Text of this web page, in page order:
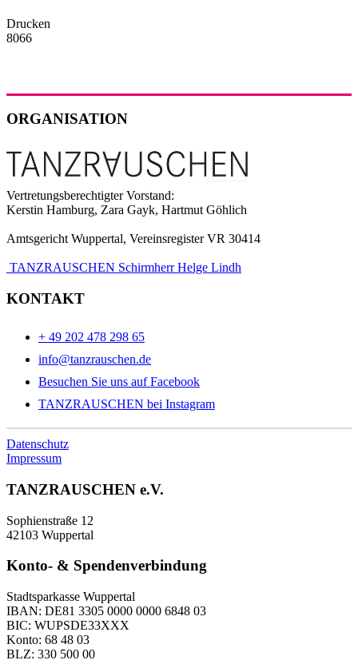
Drucken
8066
ORGANISATION
Vertretungsberechtigter Vorstand:
Kerstin Hamburg, Zara Gayk, Hartmut Göhlich
Amtsgericht Wuppertal, Vereinsregister VR 30414
TANZRAUSCHEN Schirmherr Helge Lindh
KONTAKT
+ 49 202 478 298 65
info@tanzrauschen.de
Besuchen Sie uns auf Facebook
TANZRAUSCHEN bei Instagram
Datenschutz
Impressum
TANZRAUSCHEN e.V.
Sophienstraße 12
42103 Wuppertal
Konto- & Spendenverbindung
Stadtsparkasse Wuppertal
IBAN: DE81 3305 0000 0000 6848 03
BIC: WUPSDE33XXX
Konto: 68 48 03
BLZ: 330 500 00